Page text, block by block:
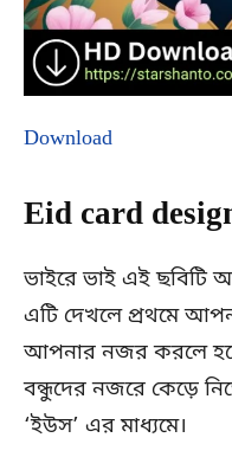
Download
Eid card
ভাইরে ভাই এই ছবিটি
এটি দেখলে প্রথমে
আপনার নজর করলে
বন্ধুদের নজরে কেড়ে
‘ইউস’ এর মাধ্যমে।